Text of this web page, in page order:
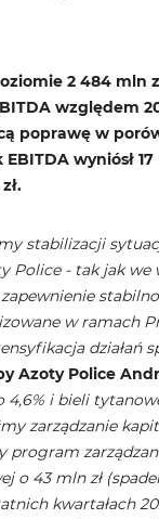
2 484 mln
względem
poprawę w
wyniósł
stabilizacji
Police - tak jak we
w ramach
działań
Azoty Police
i bieli
zarządzanie
program
o 43 mln zł
kwartałach